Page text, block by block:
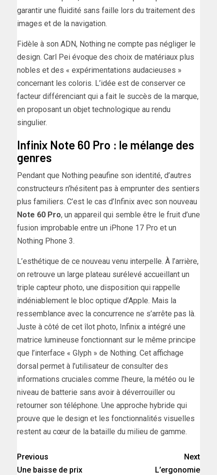
garantir une fluidité sans faille lors du traitement des
images et de la navigation.
Fidèle à son ADN, Nothing ne compte pas négliger le
design. Carl Pei évoque des choix de matériaux plus
nobles et des « expérimentations audacieuses »
concernant les coloris. L’idée est de conserver ce
facteur différenciant qui a fait le succès de la marque,
en proposant un objet technologique au rendu
singulier.
Infinix Note 60 Pro : le mélange des
genres
Pendant que Nothing peaufine son identité, d’autres
constructeurs n’hésitent pas à emprunter des sentiers
plus familiers. C’est le cas d’Infinix avec son nouveau
Note 60 Pro, un appareil qui semble être le fruit d’une
fusion improbable entre un iPhone 17 Pro et un
Nothing Phone 3.
L’esthétique de ce nouveau venu interpelle. À l’arrière,
on retrouve un large plateau surélevé accueillant un
triple capteur photo, une disposition qui rappelle
indéniablement le bloc optique d’Apple. Mais la
ressemblance avec la concurrence ne s’arrête pas là.
Juste à côté de cet îlot photo, Infinix a intégré une
matrice lumineuse fonctionnant sur le même principe
que l’interface « Glyph » de Nothing. Cet affichage
dorsal permet à l’utilisateur de consulter des
informations cruciales comme l’heure, la météo ou le
niveau de batterie sans avoir à déverrouiller ou
retourner son téléphone. Une approche hybride qui
prouve que le design et les fonctionnalités visuelles
restent au cœur de la bataille du milieu de gamme.
Previous
Une baisse de prix
Next
L’ergonomie